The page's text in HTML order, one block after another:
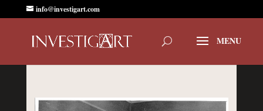
info@investigart.com